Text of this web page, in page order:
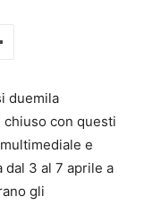
duemila
con questi
e
3 al 7 aprile a
gli